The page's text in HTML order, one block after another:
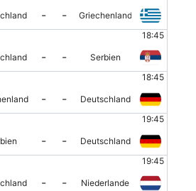
- -
Griechenland
18:45
- -
Serbien
18:45
- -
Deutschland
19:45
- -
Deutschland
19:45
- - Niederlande